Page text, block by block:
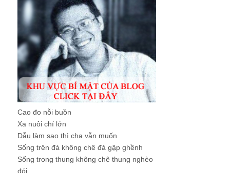
Cao đo nỗi buồn
Xa nuôi chí lớn
Dẫu làm sao thì cha vẫn muốn
Sống trên đá không chê đá gập ghềnh
Sống trong thung không chê thung nghèo
đói